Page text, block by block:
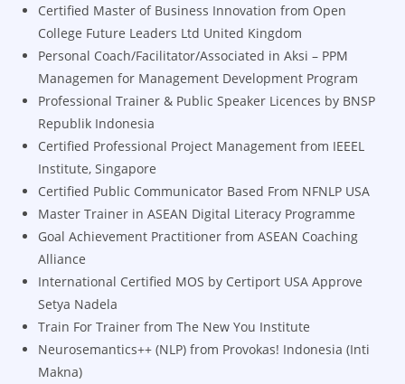
Certified Master of Business Innovation from Open
College Future Leaders Ltd United Kingdom
Personal Coach/Facilitator/Associated in Aksi – PPM
Managemen for Management Development Program
Professional Trainer & Public Speaker Licences by BNSP
Republik Indonesia
Certified Professional Project Management from IEEEL
Institute, Singapore
Certified Public Communicator Based From NFNLP USA
Master Trainer in ASEAN Digital Literacy Programme
Goal Achievement Practitioner from ASEAN Coaching
Alliance
International Certified MOS by Certiport USA Approve
Setya Nadela
Train For Trainer from The New You Institute
Neurosemantics++ (NLP) from Provokas! Indonesia (Inti
Makna)